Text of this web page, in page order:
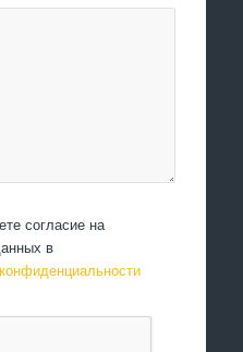
согласие на
в